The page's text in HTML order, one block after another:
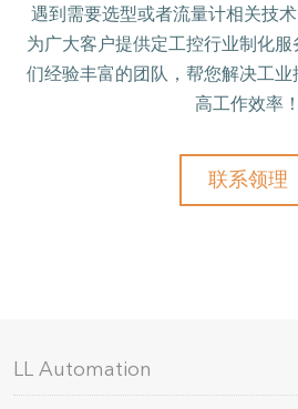
遇到需要选型或者流量计相关技
为广大客户提供定工控行业制化
们经验丰富的团队，帮您解决工
高工作效率！
联系领理
LL Automation